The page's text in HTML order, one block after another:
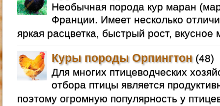
Необычная порода кур маран
Франции. Имеет несколько
яркая расцветка, быстрый рост,
Куры породы Орпингтон(48)
Для многих птицеводческих
отбора птицы является
поэтому огромную популярность у